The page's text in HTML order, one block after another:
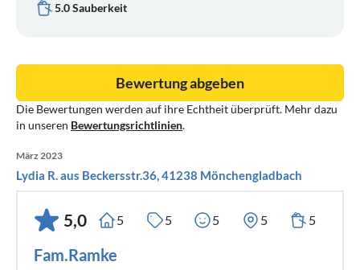
5.0 Sauberkeit
Die Bewertungen werden auf ihre Echtheit überprüft. Mehr dazu
in unseren Bewertungsrichtlinien.
Bewertung abgeben
März 2023
Lydia R. aus Beckersstr.36, 41238 Mönchengladbach
5,0 5 5 5 5 5
Fam.Ramke